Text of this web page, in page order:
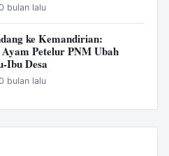
bulan lalu
ke Kemandirian:
Petelur PNM Ubah
Ibu Desa
bulan lalu